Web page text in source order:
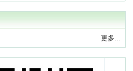
更多...